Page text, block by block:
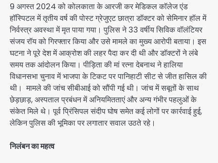
9 अगस्त 2024 को कोलकाता के आरजी कर मेडिकल कॉलेज एंड
हॉस्पिटल में तृतीय वर्ष की पोस्ट ग्रेजुएट छात्रा डॉक्टर को सेमिनार हॉल में
निर्वस्त्र अवस्था में मृत पाया गया। पुलिस ने 33 वर्षीय सिविक वॉलंटियर
संजय रॉय को गिरफ्तार किया और उसे मामले का मुख्य आरोपी बताया। इस
घटना ने पूरे देश में आक्रोश की लहर पैदा कर दी थी और डॉक्टरों ने लंबे
समय तक आंदोलन किया। पीड़िता की मां रत्ना देबनाथ ने हालिया
विधानसभा चुनाव में भाजपा के टिकट पर पानिहाटी सीट से जीत हासिल की
थी। मामले की जांच सीबीआई को सौंपी गई थी। जांच में सबूतों के साथ
छेड़छाड़, अस्पताल प्रबंधन में अनियमितताएं और अन्य गंभीर पहलुओं के
संकेत मिले थे। पूर्व प्रिंसिपल संदीप घोष समेत कई लोगों पर कार्रवाई हुई,
लेकिन पुलिस की भूमिका पर लगातार सवाल उठते रहे।
निलंबन का महत्व